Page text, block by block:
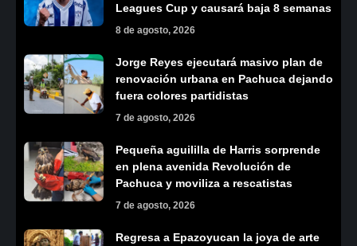
Leagues Cup y causará baja 8 semanas
8 de agosto, 2026
Jorge Reyes ejecutará masivo plan de
renovación urbana en Pachuca dejando
fuera colores partidistas
7 de agosto, 2026
Pequeña aguililla de Harris sorprende
en plena avenida Revolución de
Pachuca y moviliza a rescatistas
7 de agosto, 2026
Regresa a Epazoyucan la joya de arte